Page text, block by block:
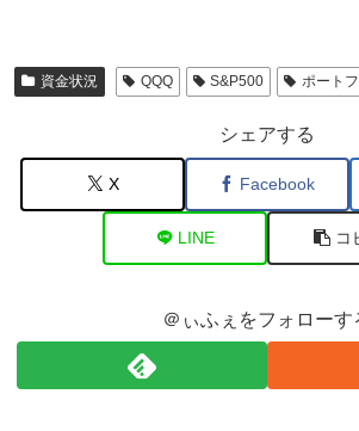
資金状況 QQQ S&P500 ポート
シェアする
X Facebook
LINE コ
＠ぃふぇをフォローす